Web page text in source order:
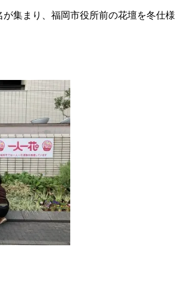
が集まり、福岡市役所前の花壇を冬仕様